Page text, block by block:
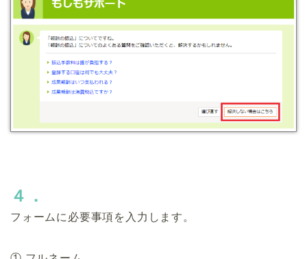
４．
フォームに必要事項を入力します。